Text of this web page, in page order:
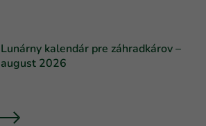
Lunárny kalendár pre záhradkárov –
august 2026